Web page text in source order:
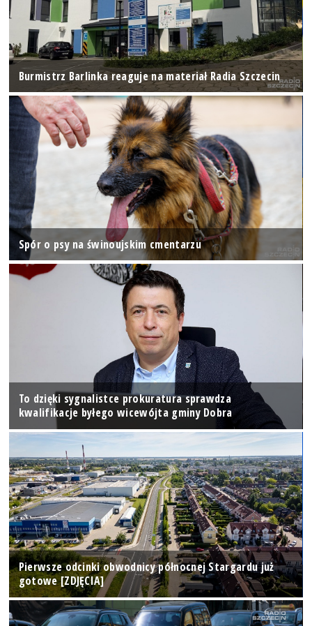
Burmistrz Barlinka reaguje na materiał Radia Szczecin
Spór o psy na świnoujskim cmentarzu
To dzięki sygnalistce prokuratura sprawdza
kwalifikacje byłego wicewójta gminy Dobra
Pierwsze odcinki obwodnicy północnej Stargardu już
gotowe [ZDJĘCIA]